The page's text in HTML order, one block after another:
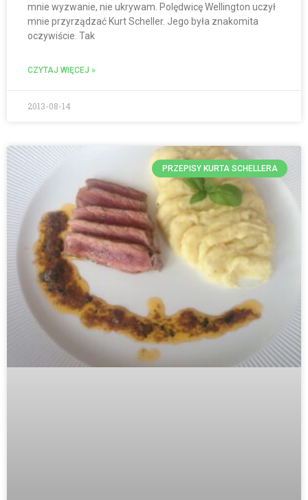
mnie wyzwanie, nie ukrywam. Polędwicę Wellington uczył
mnie przyrządzać Kurt Scheller. Jego była znakomita
oczywiście. Tak
CZYTAJ WIĘCEJ »
2013-08-14
PRZEPISY KURTA SCHELLERA